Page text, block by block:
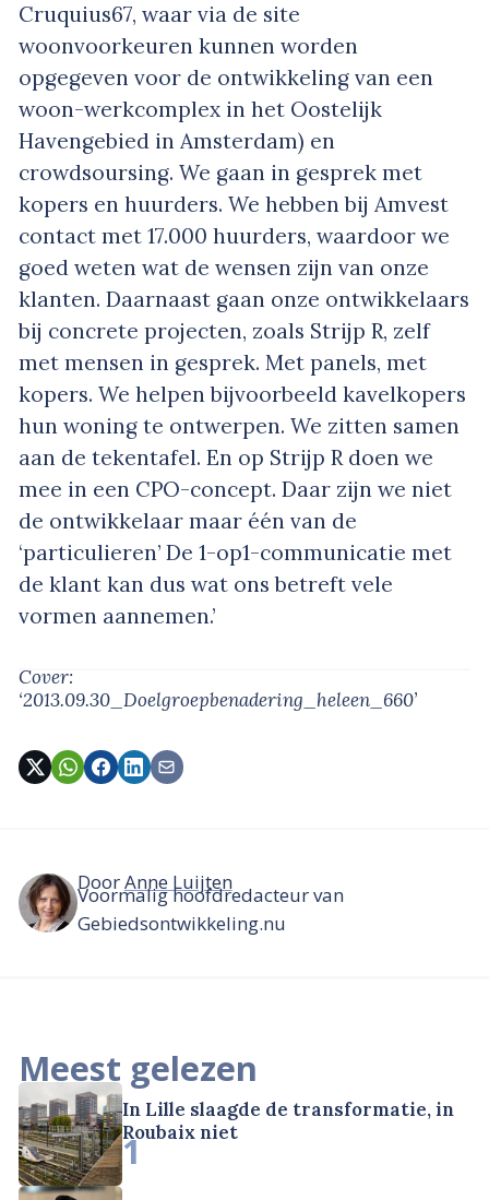
Cruquius67, waar via de site
woonvoorkeuren kunnen worden
opgegeven voor de ontwikkeling van een
woon-werkcomplex in het Oostelijk
Havengebied in Amsterdam) en
crowdsoursing. We gaan in gesprek met
kopers en huurders. We hebben bij Amvest
contact met 17.000 huurders, waardoor we
goed weten wat de wensen zijn van onze
klanten. Daarnaast gaan onze ontwikkelaars
bij concrete projecten, zoals Strijp R, zelf
met mensen in gesprek. Met panels, met
kopers. We helpen bijvoorbeeld kavelkopers
hun woning te ontwerpen. We zitten samen
aan de tekentafel. En op Strijp R doen we
mee in een CPO-concept. Daar zijn we niet
de ontwikkelaar maar één van de
‘particulieren’ De 1-op1-communicatie met
de klant kan dus wat ons betreft vele
vormen aannemen.’
Cover:
‘2013.09.30_Doelgroepbenadering_heleen_660’
DoorAnne Luijten
Voormalig hoofdredacteur van
Gebiedsontwikkeling.nu
Meest gelezen
In Lille slaagde de transformatie, in
Roubaix niet
1